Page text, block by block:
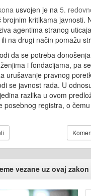
usvojen je na 5.
brojnim kritikama javnosti.
agentima stranog
na drugi način pomažu
da se potreba
i fondacijama, pa
urušavanje pravnog
se javnost rada. U
razlika u ovom
posebnog registra, o
vezane uz ovaj zakon